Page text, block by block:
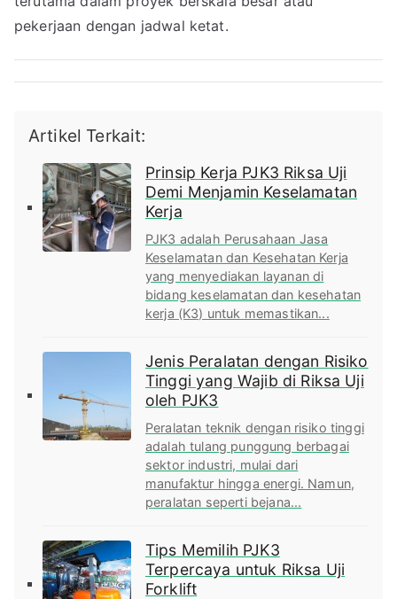
pekerjaan dengan jadwal ketat.
Artikel Terkait:
Prinsip Kerja PJK3 Riksa Uji
Demi Menjamin Keselamatan
Kerja
PJK3 adalah Perusahaan Jasa
Keselamatan dan Kesehatan Kerja
yang menyediakan layanan di
bidang keselamatan dan kesehatan
kerja (K3) untuk memastikan...
Jenis Peralatan dengan Risiko
Tinggi yang Wajib di Riksa Uji
oleh PJK3
Peralatan teknik dengan risiko tinggi
adalah tulang punggung berbagai
sektor industri, mulai dari
manufaktur hingga energi. Namun,
peralatan seperti bejana...
Tips Memilih PJK3
Terpercaya untuk Riksa Uji
Forklift